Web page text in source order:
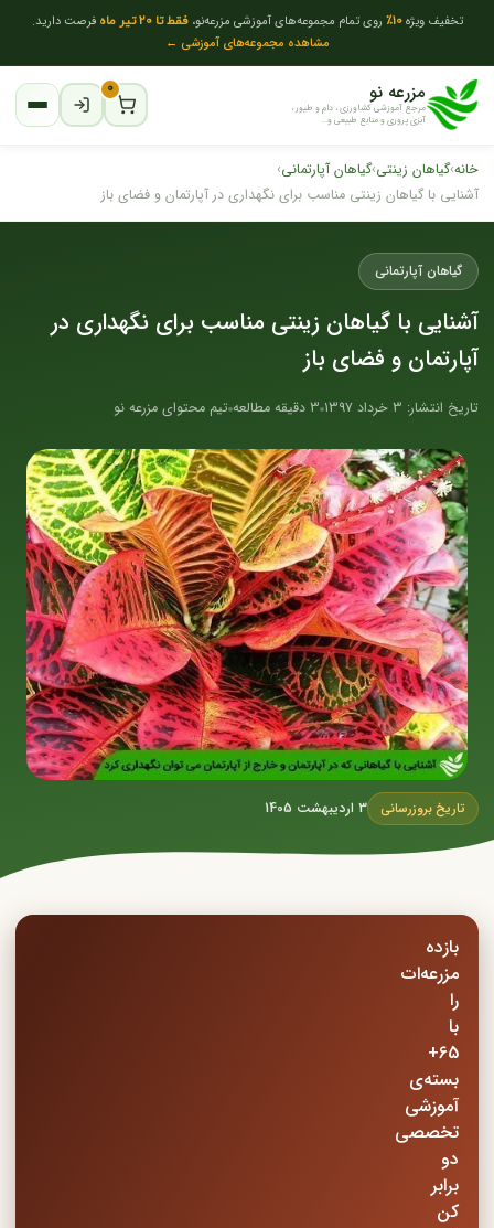
تخفیف ویژه10٪ روی تمام مجموعه‌های آموزشی مزرعه‌نو،فقط تا 20 تیر ماه
فرصت دارید.
مشاهده مجموعه‌های آموزشی ←
مزرعه نو
مرجع آموزشی کشاورزی ، دام و طیور ،
آبزی پروری و منابع طبیعی و...
۰
خانه›گیاهان زینتی›گیاهان آپارتمانی›
آشنایی با گیاهان زینتی مناسب برای نگهداری در آپارتمان و فضای باز
گیاهان آپارتمانی
آشنایی با گیاهان زینتی مناسب برای نگهداری در
آپارتمان و فضای باز
تاریخ انتشار: 3 خرداد 1397 3 دقیقه مطالعه تیم محتوای مزرعه نو
تاریخ بروزرسانی 3 اردیبهشت 1405
بازده
مزرعه‌ات
را
با
65+
بسته‌ی
آموزشی
تخصصی
دو
برابر
کن